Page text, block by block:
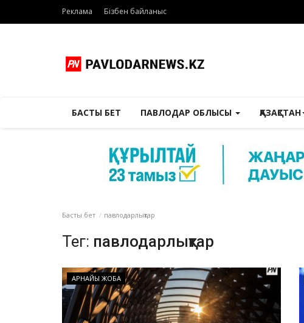
Реклама Бізбен байланыс
БАСТЫ БЕТ ПАВЛОДАР ОБЛЫСЫ ҚАЗАҚСТАН
Басты бет павлодарлықтар
Тег: павлодарлықтар
АРНАЙЫ ЖОБА